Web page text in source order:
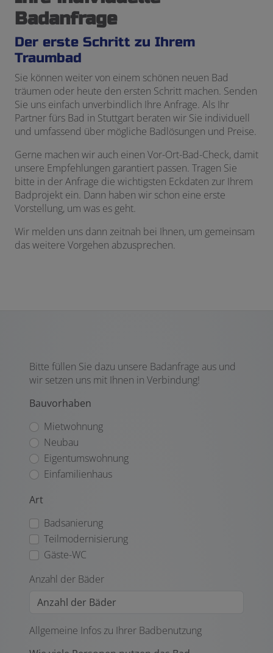
Badanfrage
Der erste Schritt zu Ihrem
Traumbad
Sie können weiter von einem schönen neuen Bad
träumen oder heute den ersten Schritt machen. Senden
Sie uns einfach unverbindlich Ihre Anfrage. Als Ihr
Partner fürs Bad in Stuttgart beraten wir Sie individuell
und umfassend über mögliche Badlösungen und Preise.
Gerne machen wir auch einen Vor-Ort-Bad-Check, damit
unsere Empfehlungen garantiert passen. Tragen Sie
bitte in der Anfrage die wichtigsten Eckdaten zur Ihrem
Badprojekt ein. Dann haben wir schon eine erste
Vorstellung, um was es geht.
Wir melden uns dann zeitnah bei Ihnen, um gemeinsam
das weitere Vorgehen abzusprechen.
Bitte füllen Sie dazu unsere Badanfrage aus und
wir setzen uns mit Ihnen in Verbindung!
Bauvorhaben
Mietwohnung
Neubau
Eigentumswohnung
Einfamilienhaus
Art
Badsanierung
Teilmodernisierung
Gäste-WC
Anzahl der Bäder
Allgemeine Infos zu Ihrer Badbenutzung